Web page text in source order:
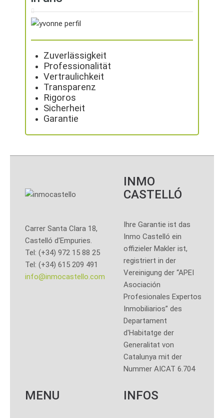
Zuverlässigkeit
Professionalität
Vertraulichkeit
Transparenz
Rigoros
Sicherheit
Garantie
Carrer Santa Clara 18,
Castelló d'Empuries.
Tel: (+34) 972 15 88 25
Tel: (+34) 615 209 491
info@inmocastello.com
INMO
CASTELLÓ
Ihre Garantie ist das
Inmo Castelló ein
offizieler Makler ist,
registriert in der
Vereinigung der “APEI
Asociación
Profesionales Expertos
Inmobiliarios” des
Departament
d'Habitatge der
Generalitat von
Catalunya mit der
Nummer AICAT 6.704
MENU INFOS